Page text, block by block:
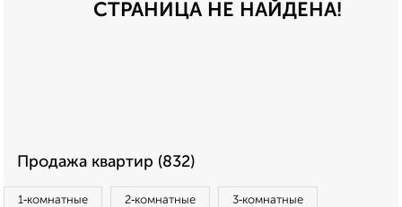
СТРАНИЦА НЕ НАЙДЕНА!
Продажа квартир (832)
1‑комнатные 2‑комнатные 3‑комнатные